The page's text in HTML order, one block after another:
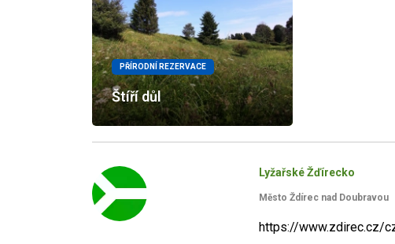
PŘÍRODNÍ REZERVACE
Štíří důl
Lyžařské Žďírecko
Město Ždírec nad Doubravou
https://www.zdirec.cz/